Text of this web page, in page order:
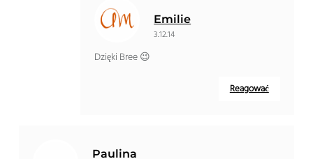
Emilie
3.12.14
Dzięki Bree 😉
Reagować
Paulina